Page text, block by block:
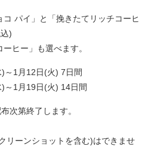
コ パイ」と「挽きたてリッチコーヒ
)
ー」も選べます。
～1月12日(火) 7日間
～1月19日(火) 14日間
次第終了します。
リーンショットを含む)はできませ